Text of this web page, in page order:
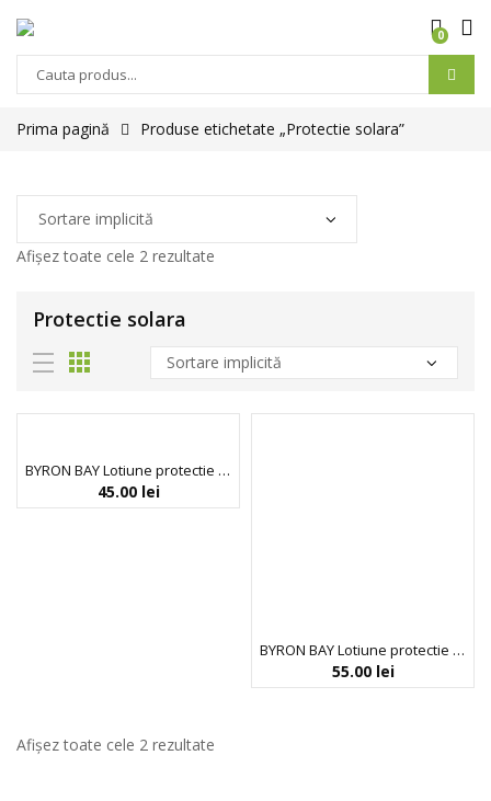
0
Prima pagină Produse etichetate „Protectie solara”
Afișez toate cele 2 rezultate
Protectie solara
BYRON BAY Lotiune protectie solara si activator bronzare SPF30
45.00 lei
BYRON BAY Lotiune protectie solara si activator bronzare SPF50
55.00 lei
Afișez toate cele 2 rezultate